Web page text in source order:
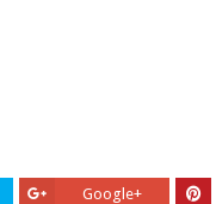
Google+